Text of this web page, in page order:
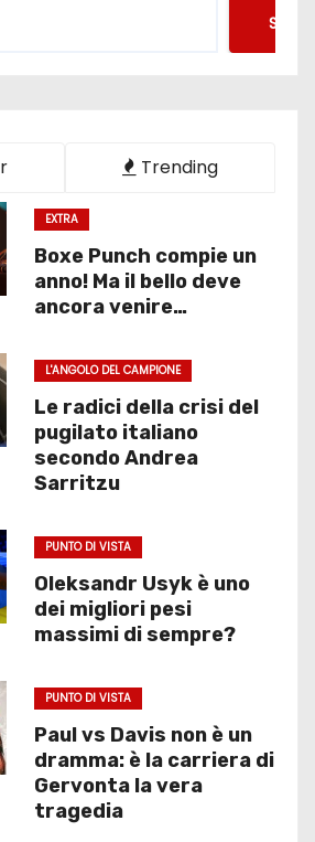
Trending
EXTRA
Boxe Punch compie un
anno! Ma il bello deve
ancora venire…
L'ANGOLO DEL CAMPIONE
Le radici della crisi del
pugilato italiano
secondo Andrea
Sarritzu
PUNTO DI VISTA
Oleksandr Usyk è uno
dei migliori pesi
massimi di sempre?
PUNTO DI VISTA
Paul vs Davis non è un
dramma: è la carriera di
Gervonta la vera
tragedia